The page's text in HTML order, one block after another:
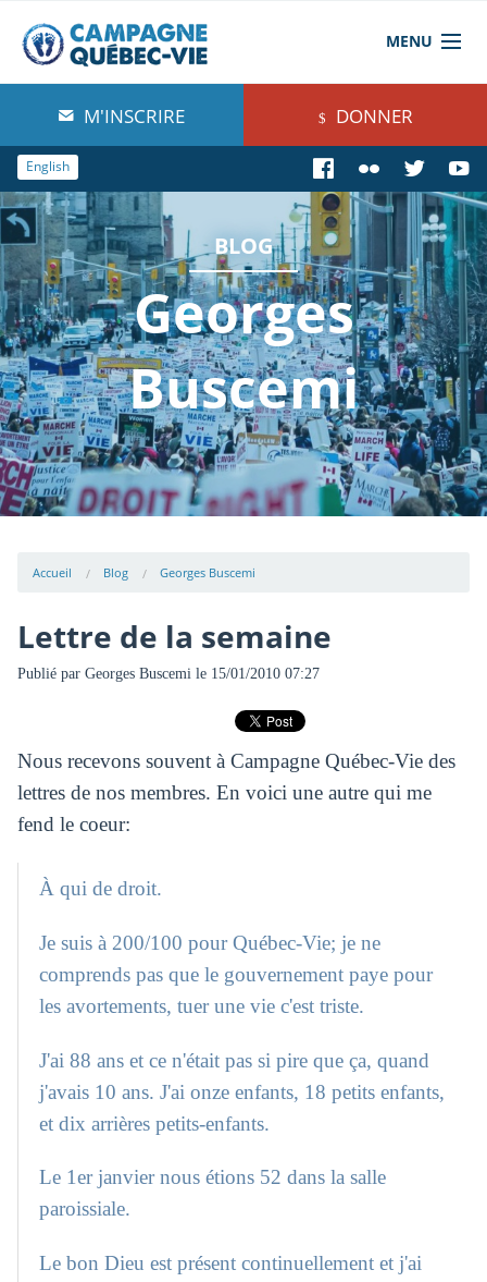
MENU
À propos de nous
Blog
Comprendre
Agir
Boutique
M'INSCRIRE DONNER
English
BLOG
Georges
Buscemi
Accueil Blog Georges Buscemi
Lettre de la semaine
Publié par Georges Buscemile 15/01/2010 07:27
Nous recevons souvent à Campagne Québec-Vie des
lettres de nos membres. En voici une autre qui me
fend le coeur:
À qui de droit.
Je suis à 200/100 pour Québec-Vie; je ne
comprends pas que le gouvernement paye pour
les avortements, tuer une vie c'est triste.
J'ai 88 ans et ce n'était pas si pire que ça, quand
j'avais 10 ans. J'ai onze enfants, 18 petits enfants,
et dix arrières petits-enfants.
Le 1er janvier nous étions 52 dans la salle
paroissiale.
Le bon Dieu est présent continuellement et j'ai